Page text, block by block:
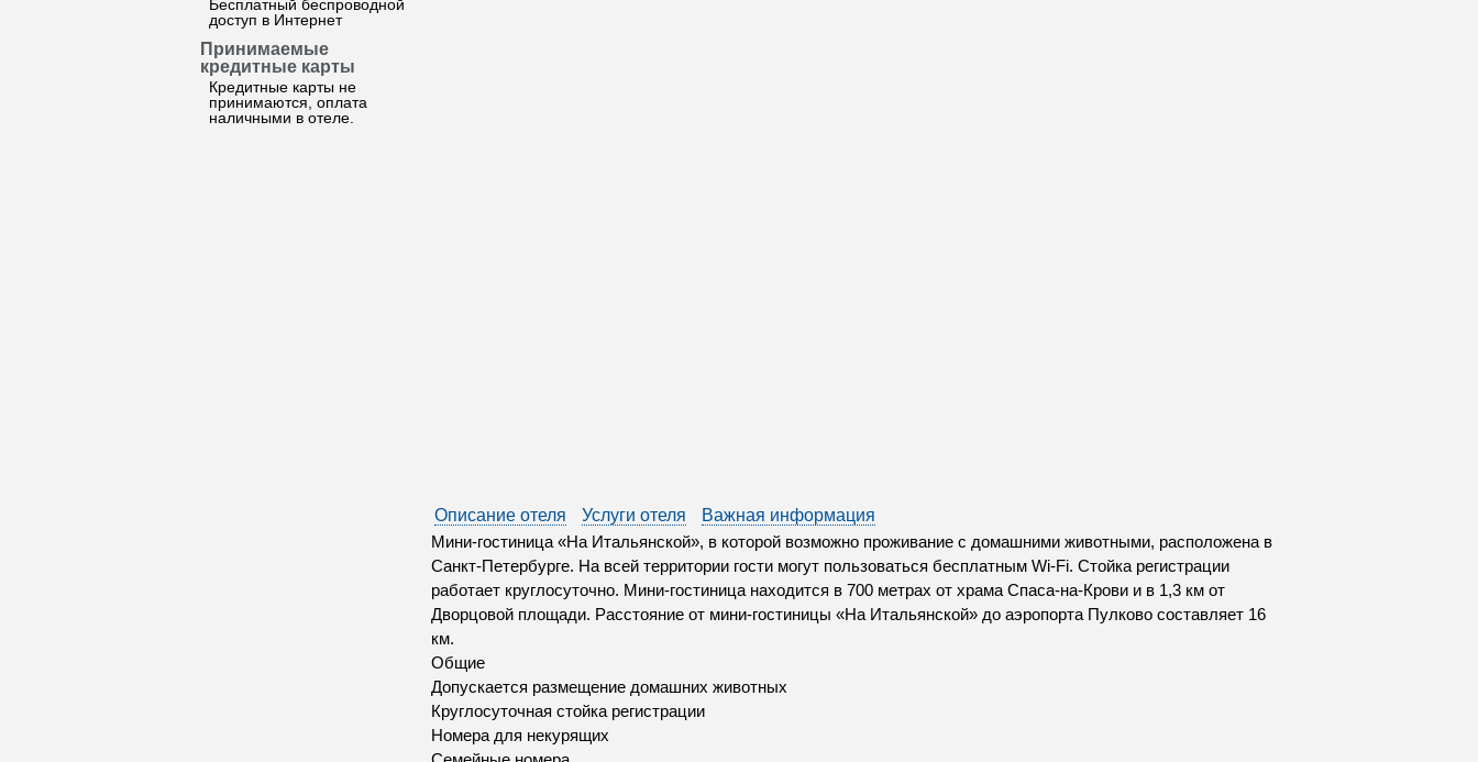
Бесплатный беспроводной
доступ в Интернет
Принимаемые
кредитные карты
Кредитные карты не
принимаются, оплата
наличными в отеле.
Описание отеля Услуги отеля
Важная информация
Мини-гостиница «На Итальянской», в которой возможно проживание с домашними животными, расположена в
Санкт-Петербурге. На всей территории гости могут пользоваться бесплатным Wi-Fi. Стойка регистрации
работает круглосуточно. Мини-гостиница находится в 700 метрах от храма Спаса-на-Крови и в 1,3 км от
Дворцовой площади. Расстояние от мини-гостиницы «На Итальянской» до аэропорта Пулково составляет 16
км.
Общие
Допускается размещение домашних животных
Круглосуточная стойка регистрации
Номера для некурящих